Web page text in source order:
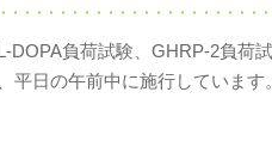
DOPA負荷試験、GHRP-2負荷
日の午前中に施行しています。